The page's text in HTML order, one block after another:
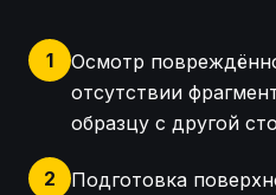
1
Осмотр
отсутствии
образцу с другой
2
Подготовка